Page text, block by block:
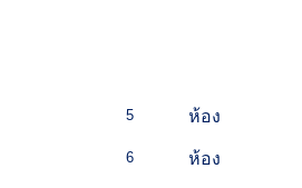
5 ห้อง
6 ห้อง